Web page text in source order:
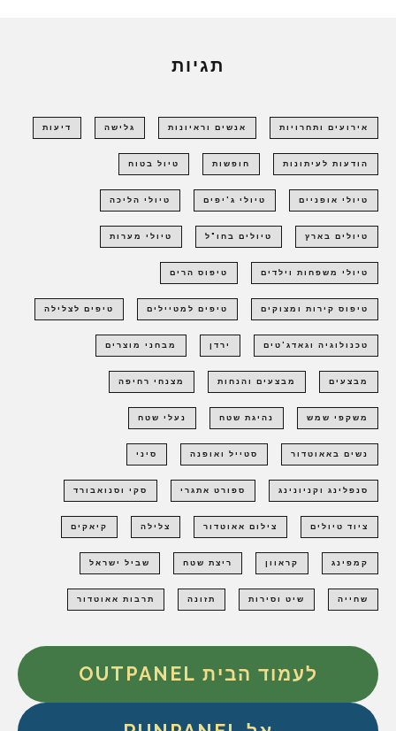
תגיות
אירועים ותחרויות אנשים וראיונות גלישה דיעות
הודעות לעיתונות חופשות טיול בטוח
טיולי אופניים טיולי ג'יפים טיולי הליכה
טיולים בארץ טיולים בחו"ל טיולי מערות
טיולי משפחות וילדים טיפוס הרים
טיפוס קירות ומצוקים טיפים למטיילים טיפים לצלילה
טכנולוגיה וגאדג'טים ירדן מבחני מוצרים
מבצעים מבצעים והנחות מצנחי רחיפה
משקפי שמש נהיגת שטח נעלי שטח
נשים באאוטדור סטייל ואופנה סיני
סנפלינג וקניונינג ספורט אתגרי סקי וסנואבורד
ציוד טיולים צילום אאוטדור צלילה קיאקים
קמפינג קראוון ריצת שטח שביל ישראל
שחייה שיט וסירות תזונה תרבות אאוטדור
לעמוד הבית OUTPANEL